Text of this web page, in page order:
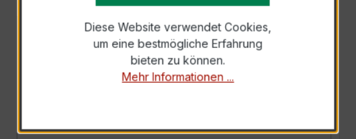
BESCHREIBUNG
Der Wickelstromwandler WSK 40 2,5/1A 10VA
Kl.0,5 ist ein kompakter, hochpräziser
Diese Website verwendet Cookies,
um eine bestmögliche Erfahrung
bieten zu können.
Mehr Informationen ...